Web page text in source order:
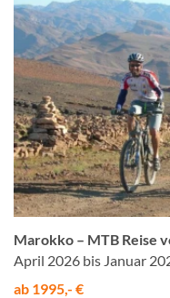
Marokko – MTB Reise
April 2026 bis Januar
ab 1995,- €